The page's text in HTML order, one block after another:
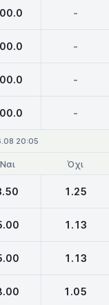
-
-
-
-
20:05
Ναι Όχι
1.25
1.13
1.13
1.05